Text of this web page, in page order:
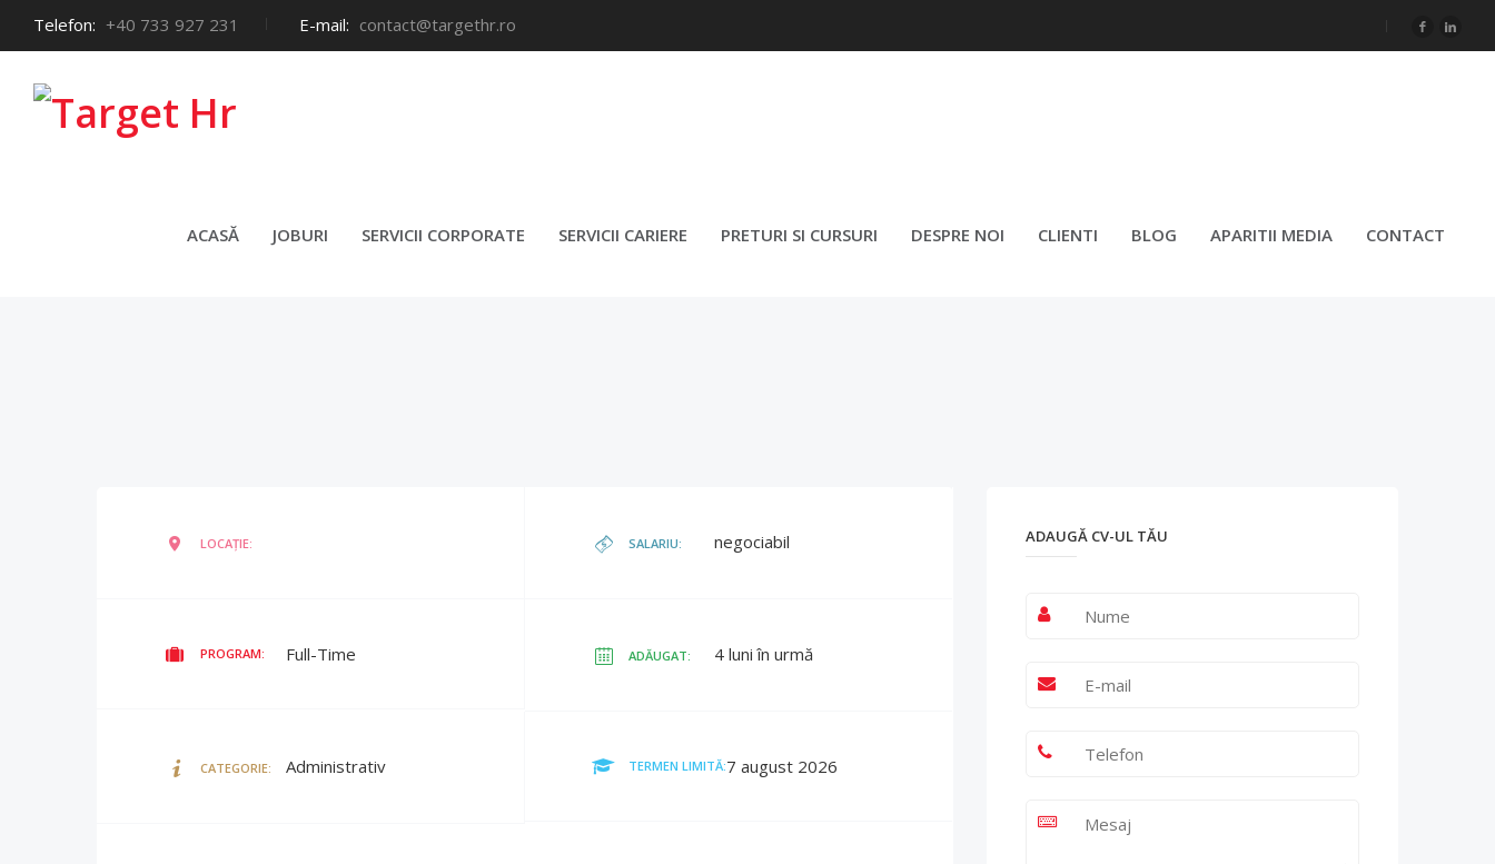
Telefon: +40 733 927 231 E-mail: contact@targethr.ro
ACASĂ JOBURI SERVICII CORPORATE SERVICII CARIERE PRETURI SI CURSURI DESPRE NOI CLIENTI BLOG APARITII MEDIA CONTACT
LOCAȚIE: SALARIU: negociabil
PROGRAM: Full-Time ADĂUGAT: 4 luni în urmă
CATEGORIE: Administrativ TERMEN LIMITĂ:7 august 2026
ADAUGĂ CV-UL TĂU